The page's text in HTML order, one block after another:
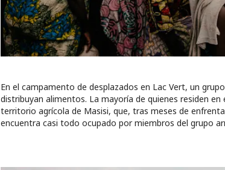
En el campamento de desplazados en Lac Vert, un
distribuyan alimentos. La mayoría de quienes residen
territorio agrícola de Masisi, que, tras meses de
encuentra casi todo ocupado por miembros del grupo